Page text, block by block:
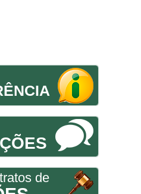
de